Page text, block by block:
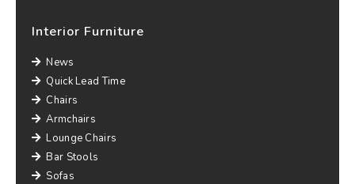
Interior Furniture
News
Quick Lead Time
Chairs
Armchairs
Lounge Chairs
Bar Stools
Sofas